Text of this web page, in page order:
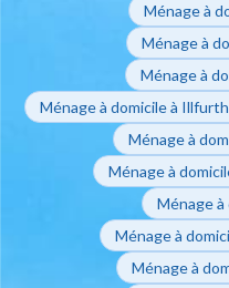
Ménage à
Ménage à
Ménage à
Ménage à domicile à Illfurth
Ménage à
Ménage à
Ménage
Ménage à
Ménage à